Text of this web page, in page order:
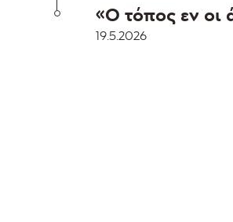
«Ο τόπος εν οι
19.5.2026